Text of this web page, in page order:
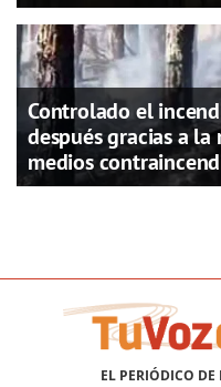
Controlado el
después gracias a
medios
EL PERIÓDICO DE